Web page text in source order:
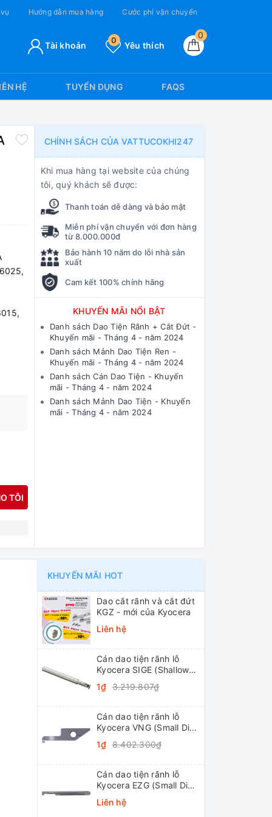
Hướng dẫn mua hàng Cước phí vận chuyển
0
Yêu thích
0
Tài khoản
HỆ TUYỂN DỤNG FAQS
TÔI
CHÍNH SÁCH CỦA VATTUCOKHI247
Khi mua hàng tại website của chúng
tôi, quý khách sẽ được:
Thanh toán dễ dàng và bảo mật
Miễn phí vận chuyển với đơn hàng
từ 8.000.000đ
Bảo hành 10 năm do lỗi nhà sản
xuất
Cam kết 100% chính hãng
KHUYẾN MÃI NỔI BẬT
Danh sách Dao Tiện Rãnh + Cắt Đứt -
Khuyến mãi - Tháng 4 - năm 2024
Danh sách Mảnh Dao Tiện Ren -
Khuyến mãi - Tháng 4 - năm 2024
Danh sách Cán Dao Tiện - Khuyến
mãi - Tháng 4 - năm 2024
Danh sách Mảnh Dao Tiện - Khuyến
mãi - Tháng 4 - năm 2024
KHUYẾN MÃI HOT
Dao cắt rãnh và cắt đứt
KGZ - mới của Kyocera
Liên hệ
Cán dao tiện rãnh lỗ
Kyocera SIGE (Shallow
1₫ 3.219.807₫
Cán dao tiện rãnh lỗ
Kyocera VNG (Small Dia.
System Tip-Bars)
1₫ 8.402.300₫
Cán dao tiện rãnh lỗ
Kyocera EZG (Small Dia.
Bars)
Liên hệ